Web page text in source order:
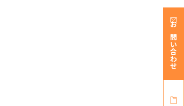
お問い合わせ